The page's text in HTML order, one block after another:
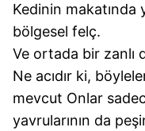
Kedinin makatında
bölgesel felç.
Ve ortada bir zanlı
Ne acıdır ki,
mevcut Onlar
yavrularının da